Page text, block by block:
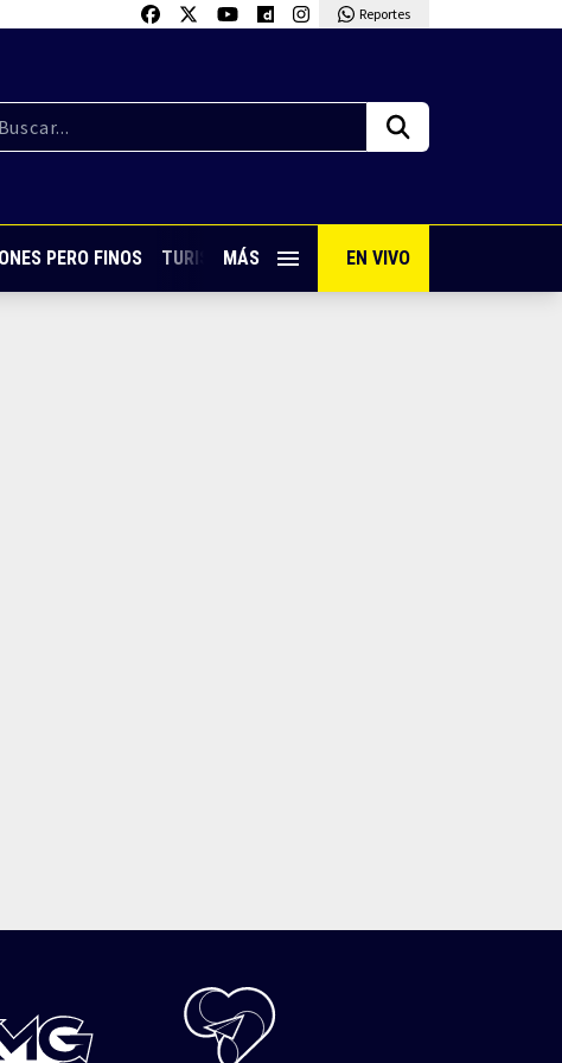
Reportes
PERO FINOS TURISMO CON SABOR VIVE PUERTO VALLARTA
MÁS EN VIVO